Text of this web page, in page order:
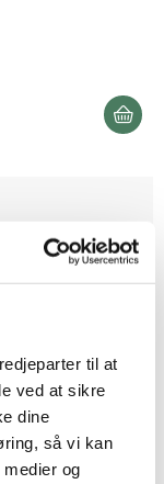
til at
ved at sikre
dine
så vi kan
og
(kolli 48)